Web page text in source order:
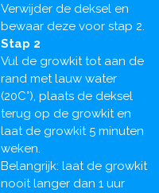
Verwijder de deksel en
bewaar deze voor stap 2.
Stap 2
Vul de growkit tot aan de
rand met lauw water
(20C°), plaats de deksel
terug op de growkit en
laat de growkit 5 minuten
weken.
Belangrijk: laat de growkit
nooit langer dan 1 uur